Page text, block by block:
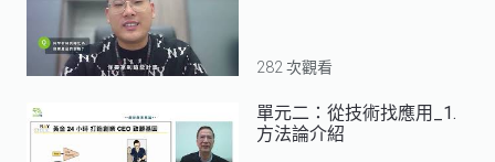
282 次觀看
單元二：從技術找應用_1.
方法論介紹